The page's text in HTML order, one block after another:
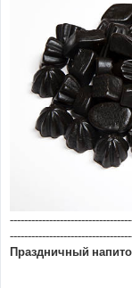
Праздничный